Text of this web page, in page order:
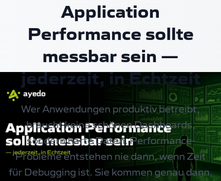
Application
Performance sollte
messbar sein —
jederzeit, in Echtzeit
Wer Anwendungen produktiv betreibt,
braucht keine schönen Dashboards,
sondern harte Daten. Performance-
Probleme entstehen nie dann, wenn Zeit
für Debugging ist. Sie kommen genau dann,